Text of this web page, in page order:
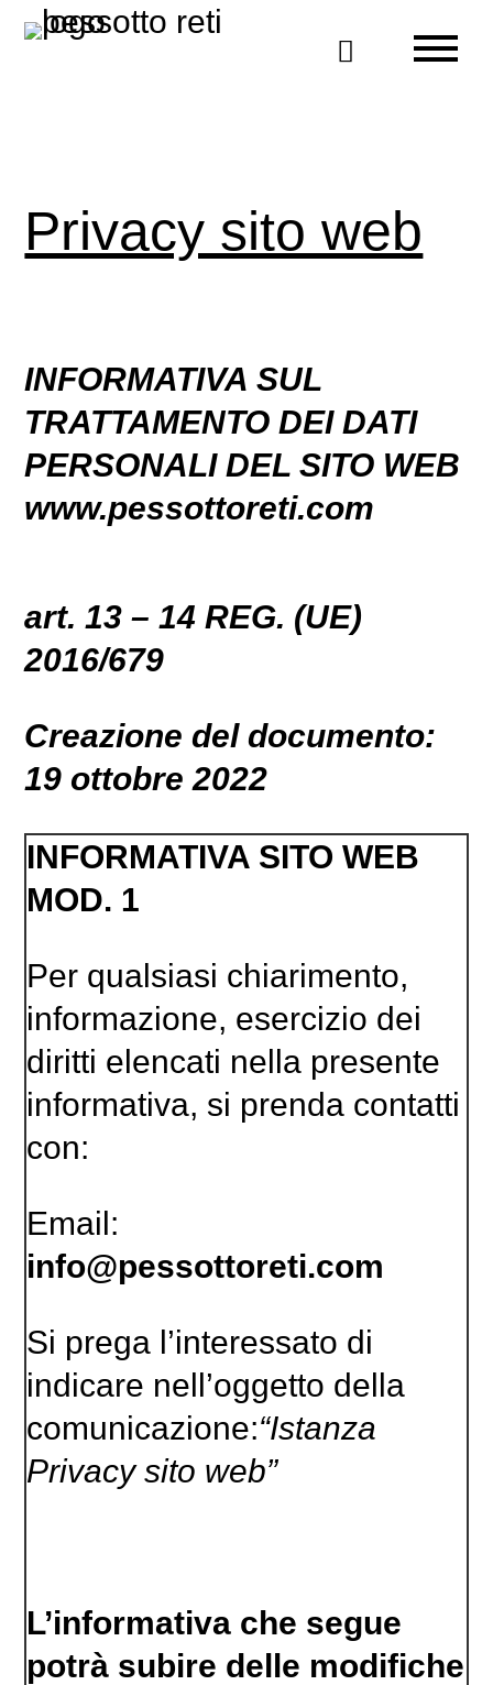

Privacy sito web
INFORMATIVA SUL
TRATTAMENTO DEI DATI
PERSONALIDEL SITO WEB
www.pessottoreti.com
art. 13 – 14 REG. (UE)
2016/679
Creazione del documento:
19 ottobre 2022
INFORMATIVA SITO WEB
MOD. 1
Per qualsiasi chiarimento,
informazione, esercizio dei
diritti elencati nella presente
informativa, si prenda contatti
con:
Email:
info@pessottoreti.com
Si prega l’interessato di
indicare nell’oggetto della
comunicazione:“Istanza
Privacy sito web”
L’informativa che segue
potrà subire delle modifiche